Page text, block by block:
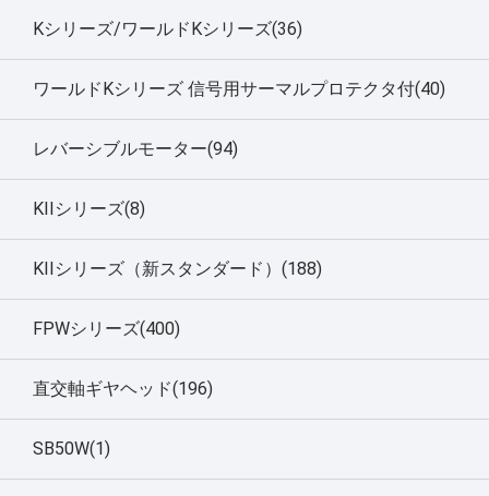
Kシリーズ/ワールドKシリーズ(36)
ワールドKシリーズ 信号用サーマルプロテクタ付(40)
レバーシブルモーター(94)
KIIシリーズ(8)
KIIシリーズ（新スタンダード）(188)
FPWシリーズ(400)
直交軸ギヤヘッド(196)
SB50W(1)